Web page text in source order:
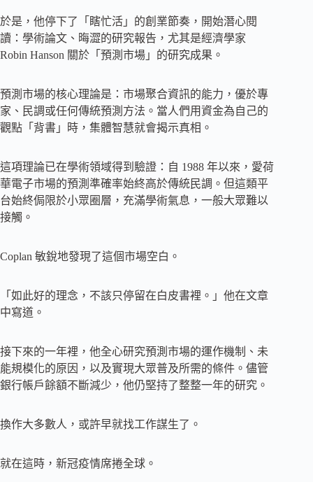
於是，他停下了「瞎忙活」的創業節奏，開始潛心閱
讀：學術論文、晦澀的研究報告，尤其是經濟學家
Robin Hanson 關於「預測市場」的研究成果。
預測市場的核心理論是：市場聚合資訊的能力，優於專
家、民調或任何傳統預測方法。當人們用資金為自己的
觀點「背書」時，集體智慧就會揭示真相。
這項理論已在學術領域得到驗證：自 1988 年以來，愛荷
華電子市場的預測準確率始終高於傳統民調。但這類平
台始終侷限於小眾圈層，充滿學術氣息，一般大眾難以
接觸。
Coplan 敏銳地發現了這個市場空白。
「如此好的理念，不該只停留在白皮書裡。」他在文章
中寫道。
接下來的一年裡，他全心研究預測市場的運作機制、未
能規模化的原因，以及實現大眾普及所需的條件。儘管
銀行帳戶餘額不斷減少，他仍堅持了整整一年的研究。
換作大多數人，或許早就找工作謀生了。
就在這時，新冠疫情席捲全球。